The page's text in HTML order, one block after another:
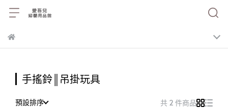
手搖鈴║吊掛玩具
預設排序 共 2 件商品